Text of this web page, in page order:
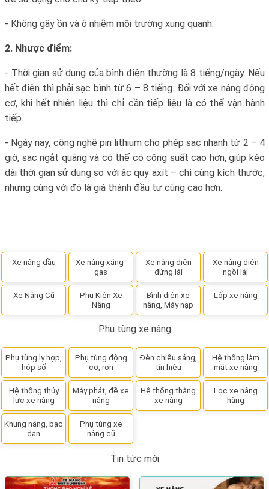
- Không gây ồn và ô nhiễm môi trường xung quanh.
2. Nhược điểm:
- Thời gian sử dụng của bình điện thường là 8 tiếng/ngày. Nếu
hết điện thì phải sạc bình từ 6 – 8 tiếng. Đối với xe nâng động
cơ, khi hết nhiên liệu thì chỉ cần tiếp liệu là có thể vận hành
tiếp.
- Ngày nay, công nghệ pin lithium cho phép sạc nhanh từ 2 – 4
giờ, sạc ngắt quãng và có thể có công suất cao hơn, giúp kéo
dài thời gian sử dụng so với ắc quy axít – chì cùng kích thước,
nhưng cùng với đó là giá thành đầu tư cũng cao hơn.
Xe nâng dầu
Xe nâng xăng-
gas
Xe nâng điện
đứng lái
Xe nâng điện
ngồi lái
Xe Nâng Cũ
Phụ Kiện Xe
Nâng
Bình điện xe
nâng, Máy nạp
Lốp xe nâng
Phụ tùng xe nâng
Phụ tùng ly hợp,
hộp số
Phụ tùng động
cơ, ron
Đèn chiếu sáng,
tín hiệu
Hệ thống làm
mát xe nâng
Hệ thống thủy
lực xe nâng
Máy phát, đề xe
nâng
Hệ thống thắng
xe nâng
Lọc xe nâng
hàng
Khung nâng, bạc
đạn
Phụ tùng xe
nâng cũ
Tin tức mới